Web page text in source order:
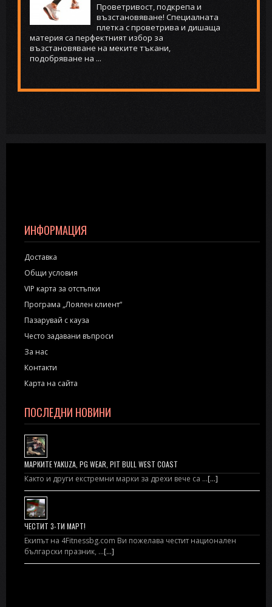
Проветривост, подкрепа и
възстановяване! Специалната
плетка с проветрива и дишаща
материя са перфектният избор за
възстановяване на меките тъкани,
подобряване на ...
ИНФОРМАЦИЯ
Доставка
Общи условия
VIP карта за отстъпки
Програма „Лоялен клиент“
Пазарувай с кауза
Често задавани въпроси
За нас
Контакти
Карта на сайта
ПОСЛЕДНИ НОВИНИ
МАРКИТЕ YAKUZA, PG WEAR, PIT BULL WEST COAST
Както и други екстремни марки за дрехи вече са …[...]
ЧЕСТИТ 3-ТИ МАРТ!
Екипът на 4Fitnessbg.com Ви пожелава честит национален
български празник, …[...]